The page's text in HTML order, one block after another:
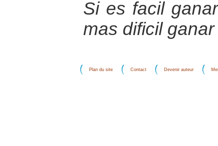
Si es facil
mas dificil
Plan du site Contact Devenir auteur